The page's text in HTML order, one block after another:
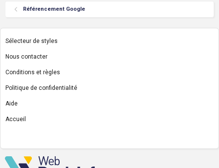
Référencement Google
Sélecteur de styles
Nous contacter
Conditions et règles
Politique de confidentialité
Aide
Accueil